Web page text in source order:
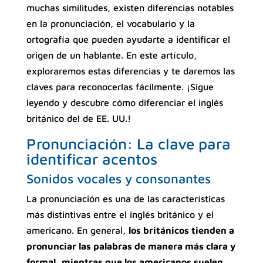
muchas similitudes, existen diferencias notables
en la pronunciación, el vocabulario y la
ortografía que pueden ayudarte a identificar el
origen de un hablante. En este artículo,
exploraremos estas diferencias y te daremos las
claves para reconocerlas fácilmente. ¡Sigue
leyendo y descubre cómo diferenciar el inglés
británico del de EE. UU.!
Pronunciación: La clave para
identificar acentos
Sonidos vocales y consonantes
La pronunciación es una de las características
más distintivas entre el inglés británico y el
americano. En general, los británicos tienden a
pronunciar las palabras de manera más clara y